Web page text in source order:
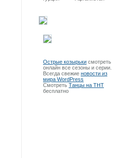
Острые козырьки смотреть
онлайн все сезоны и серии.
Всегда свежие новости из
мира WordPress
Смотреть Танцы на ТНТ
бесплатно